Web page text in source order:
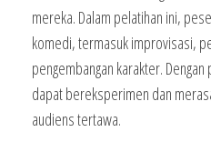
mereka. Dalam pelatihan ini,
komedi, termasuk improvisasi,
pengembangan karakter.
dapat bereksperimen dan
audiens tertawa.